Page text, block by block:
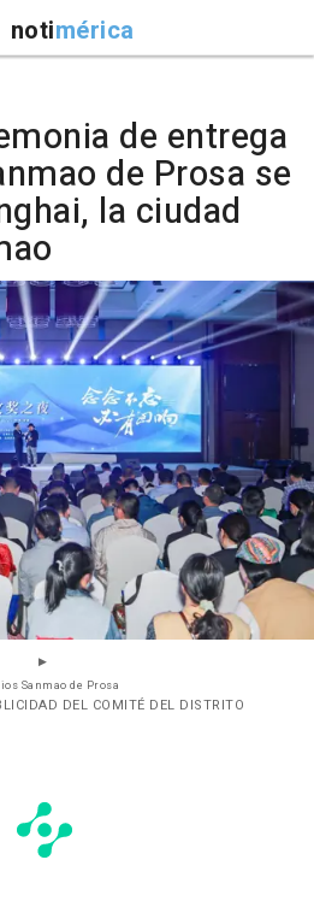
notimérica
de entrega
de Prosa se
la ciudad
Sanmao de Prosa
DEL COMITÉ DEL DISTRITO